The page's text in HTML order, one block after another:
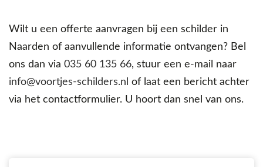
Wilt u een offerte aanvragen bij een schilder in
Naarden of aanvullende informatie ontvangen? Bel
ons dan via 035 60 135 66, stuur een e-mail naar
info@voortjes-schilders.nl of laat een bericht achter
via het contactformulier. U hoort dan snel van ons.